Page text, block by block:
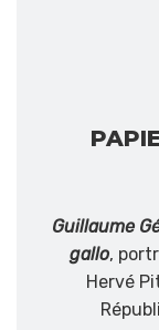
Guillaume
gallo,
Hervé